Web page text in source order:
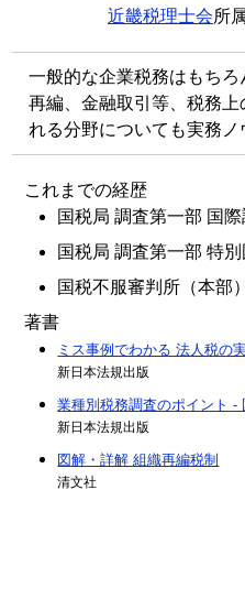
近畿税理士会所
一般的な企業税務はもち
再編、金融取引等、税務
れる分野についても実務ノ
これまでの経歴
国税局 調査第一部 国
国税局 調査第一部 特
国税不服審判所（本部）
著書
ミス事例でわかる 法人税の
新日本法規出版
業種別税務調査のポイント -
新日本法規出版
図解・詳解 組織再編税制
清文社